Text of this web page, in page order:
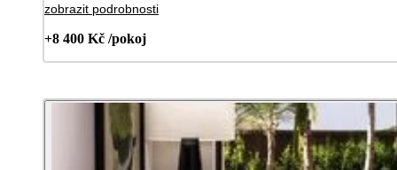
zobrazit podrobnosti
+8 400 Kč /pokoj